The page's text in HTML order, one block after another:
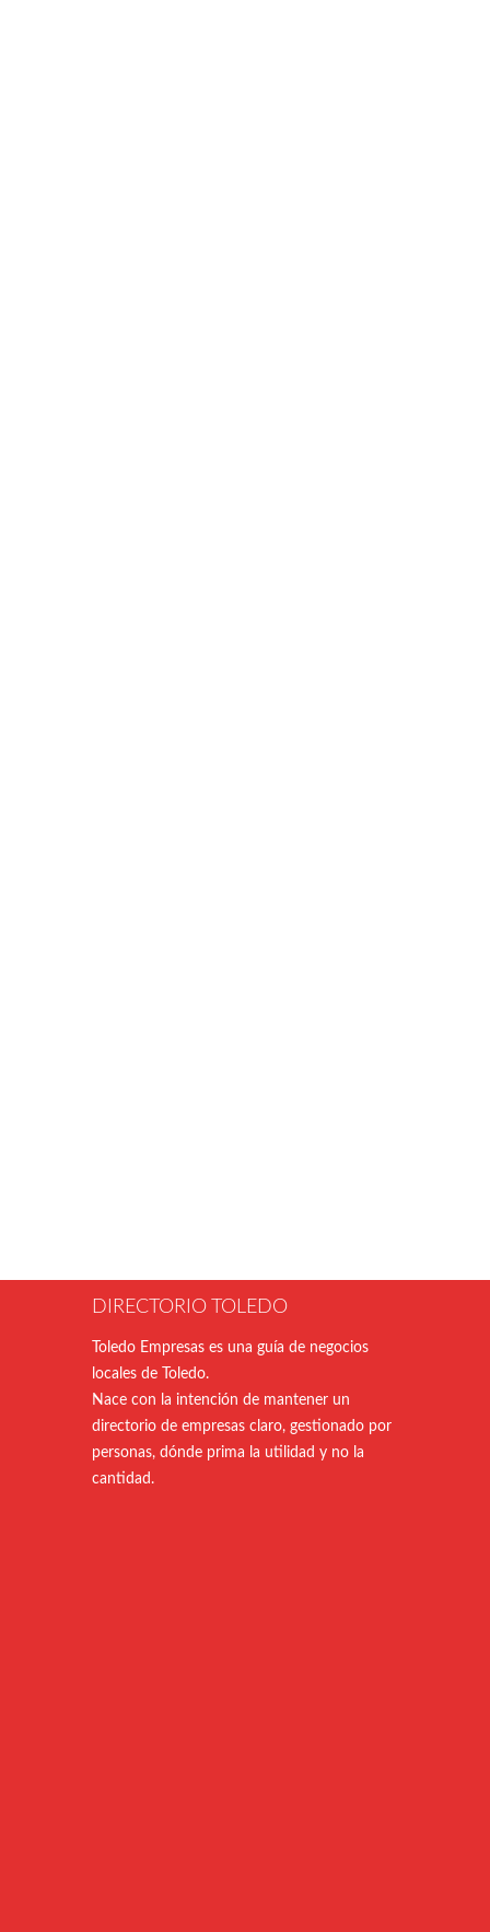
DIRECTORIO TOLEDO
Toledo Empresas es una guía de negocios
locales de Toledo.
Nace con la intención de mantener un
directorio de empresas claro, gestionado por
personas, dónde prima la utilidad y no la
cantidad.